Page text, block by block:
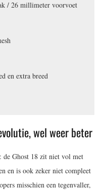
/ 26 millimeter voorvoet
en extra breed
wel weer beter
de Ghost 18 zit niet vol met
en is ook zeker niet compleet
misschien een tegenvaller,